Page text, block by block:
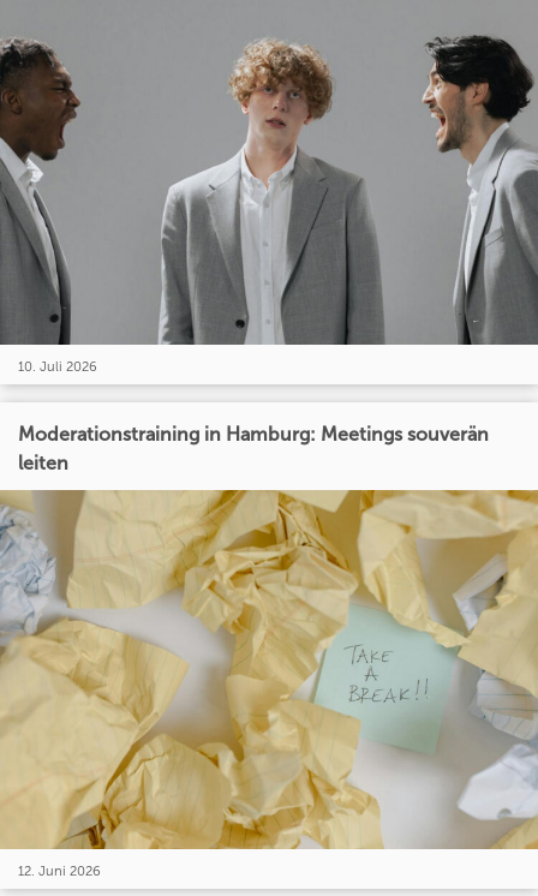
10. Juli 2026
Moderationstraining in Hamburg: Meetings souverän
leiten
12. Juni 2026